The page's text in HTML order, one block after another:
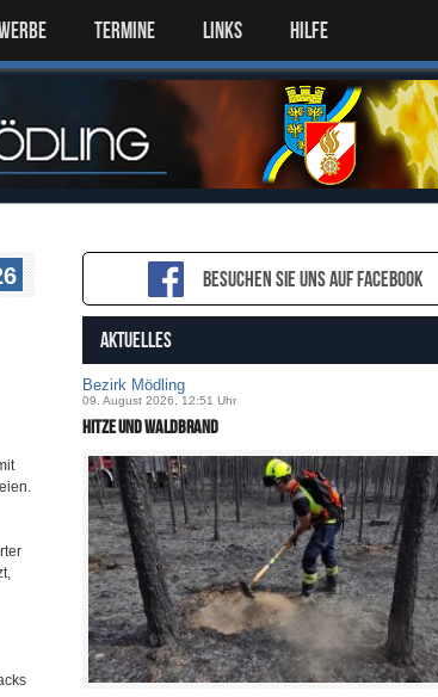
TERMINE LINKS HILFE
Besuchen sie uns auf Facebook
AKTUELLES
Bezirk Mödling
09. August 2026, 12:51 Uhr
Hitze und Waldbrand